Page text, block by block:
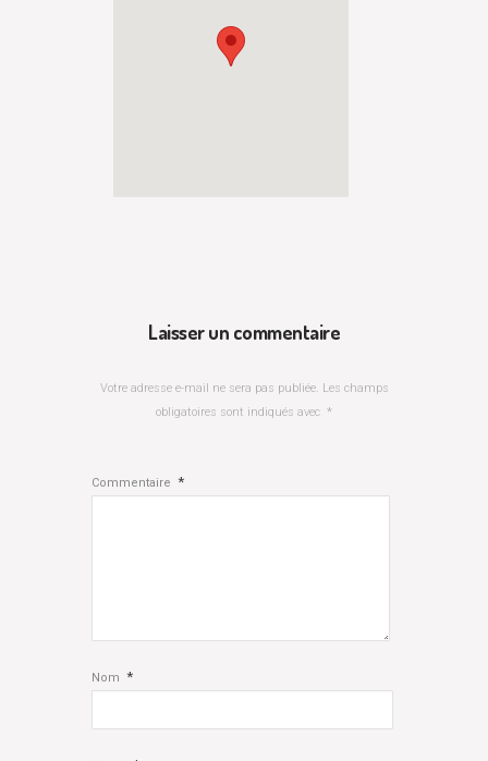
Laisser un commentaire
Votre adresse e-mail ne sera pas publiée. Les champs
obligatoires sont indiqués avec *
Commentaire *
Nom *